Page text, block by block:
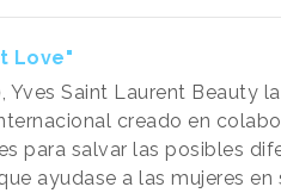
Love"
, Yves Saint Laurent Beauty
creado en
para salvar las posibles
ayudase a las mujeres en